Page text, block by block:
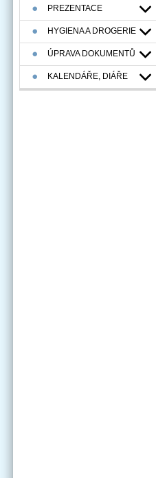
PREZENTACE
HYGIENA A DROGERIE
ÚPRAVA DOKUMENTŮ
KALENDÁŘE, DIÁŘE